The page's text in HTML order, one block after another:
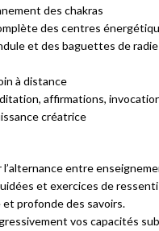
des chakras
des centres
et des baguettes de
à distance
affirmations,
créatrice
entre
et exercices de
profonde des savoirs.
vos capacités